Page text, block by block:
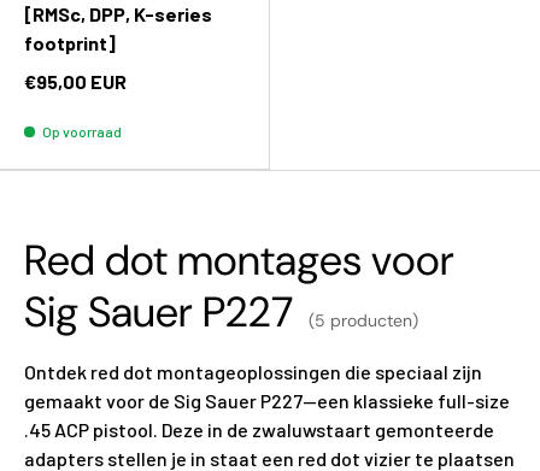
[RMSc, DPP, K-series
footprint]
€95,00 EUR
Op voorraad
Red dot montages voor
Sig Sauer P227
(5 producten)
Ontdek red dot montageoplossingen die speciaal zijn
gemaakt voor de Sig Sauer P227—een klassieke full-size
.45 ACP pistool. Deze in de zwaluwstaart gemonteerde
adapters stellen je in staat een red dot vizier te plaatsen